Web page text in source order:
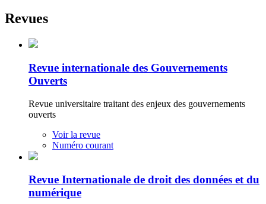
Revues
Revue internationale des Gouvernements
Ouverts
Revue universitaire traitant des enjeux des gouvernements
ouverts
Voir la revue
Numéro courant
Revue Internationale de droit des données et du
numérique